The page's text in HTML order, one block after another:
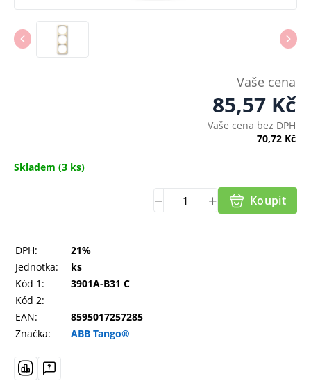
Vaše cena
85,57 Kč
Vaše cena bez DPH
70,72 Kč
Skladem (3 ks)
Koupit
DPH:
21%
Jednotka:
ks
Kód 1:
3901A-B31 C
Kód 2:
EAN:
8595017257285
Značka:
ABB Tango®